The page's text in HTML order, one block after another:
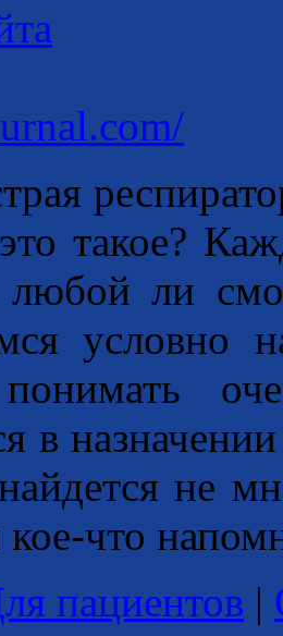
это такое?
ли
условно
в
не
кое-что
пациентов |